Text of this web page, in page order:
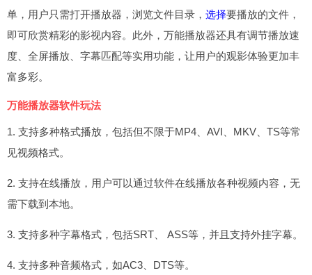
单，用户只需打开播放器，浏览文件目录， 选择要播放的文件，
即可欣赏精彩的影视内容。此外，万能播放器还具有调节播放速
度、全屏播放、字幕匹配等实用功能，让用户的观影体验更加丰
富多彩。
万能播放器软件玩法
1. 支持多种格式播放，包括但不限于MP4、AVI、MKV、TS等常
见视频格式。
2. 支持在线播放，用户可以通过软件在线播放各种视频内容，无
需下载到本地。
3. 支持多种字幕格式，包括SRT、 ASS等，并且支持外挂字幕。
4. 支持多种音频格式，如AC3、DTS等。